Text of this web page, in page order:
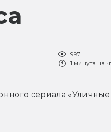
997
1 минута на
сериала